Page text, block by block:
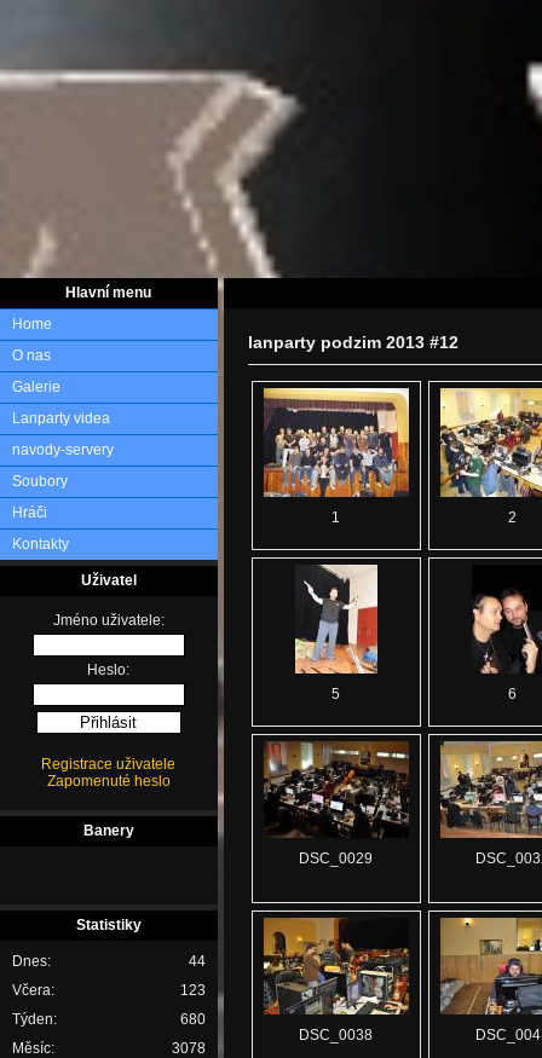
Hlavní menu
Home
O nas
Galerie
Lanparty videa
navody-servery
Soubory
Hráči
Kontakty
Uživatel
Jméno uživatele:
Heslo:
Registrace uživatele
Zapomenuté heslo
Banery
Statistiky
Dnes:
44
Včera:
123
Týden:
680
Měsíc:
3078
lanparty podzim 2013 #12
1 2
5 6
DSC_0029
DSC_0038